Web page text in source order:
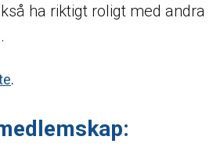
ha riktigt roligt med andra
.